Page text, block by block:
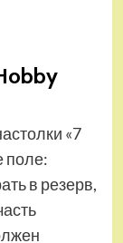
«7
поле:
в резерв,